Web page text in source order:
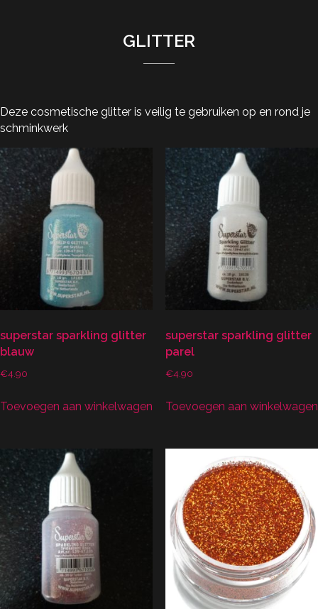
GLITTER
Deze cosmetische glitter is veilig te gebruiken op en rond je
schminkwerk
superstar sparkling glitter
blauw
€4.90
Toevoegen aan winkelwagen
superstar sparkling glitter
parel
€4.90
Toevoegen aan winkelwagen